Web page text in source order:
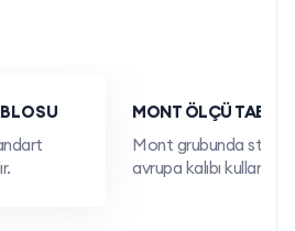
göre özelleştirilebilir.
Dayanıklı pamuk kumaş
MONT ÖLÇÜ
Mont grubunda
avrupa kalıbı kullanılır.